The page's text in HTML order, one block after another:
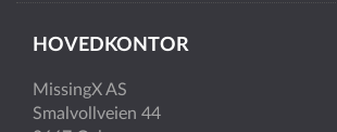
HOVEDKONTOR
MissingX AS
Smalvollveien 44